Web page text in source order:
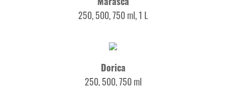
250, 500, 750 ml, 1 L
Dorica
250, 500, 750 ml